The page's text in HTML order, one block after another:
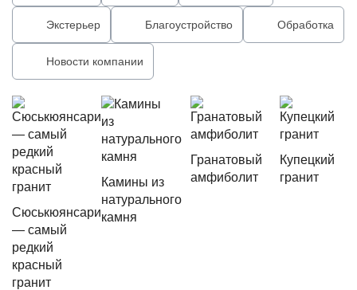
Экстерьер Благоустройство Обработка
Новости компании
Сюськюянсари
— самый
редкий
красный
гранит
Камины из
натурального
камня
Гранатовый
амфиболит
Купецкий
гранит